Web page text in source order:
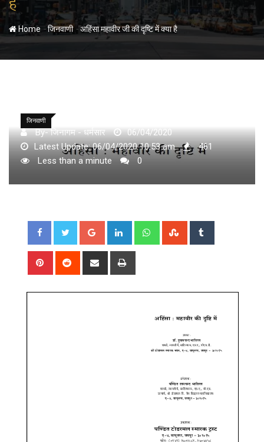
Home -जिनवाणी-अहिंसा महावीर जी की दृष्‍टि में क्‍या है
जिनवाणी
By- जिनागम - धर्मसार
06/04/2020
Latest Update: 06/04/2020 10:53 am
461
Less than a minute
0
Google+ LinkedIn WhatsappStumbleUpon
Pinterest Reddit
Share